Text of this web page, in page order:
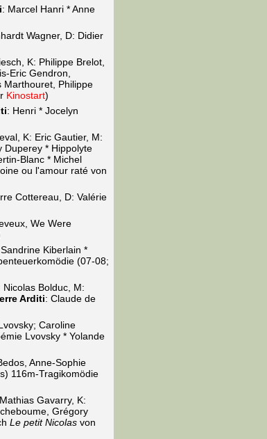
: Marcel Hanri * Anne
Wagner, D: Didier
K: Philippe Brelot,
Eric Gendron,
Marthouret, Philippe
Kinostart)
: Henri * Jocelyn
K: Eric Gautier, M:
Duperey * Hippolyte
Blanc * Michel
ou l'amour raté von
Cottereau, D: Valérie
We Were
Kiberlain *
(07-08;
Bolduc, M:
Arditi: Claude de
Caroline
Lvovsky * Yolande
Anne-Sophie
116m-Tragikomödie
Gavarry, K:
Grégory
Le petit Nicolas von